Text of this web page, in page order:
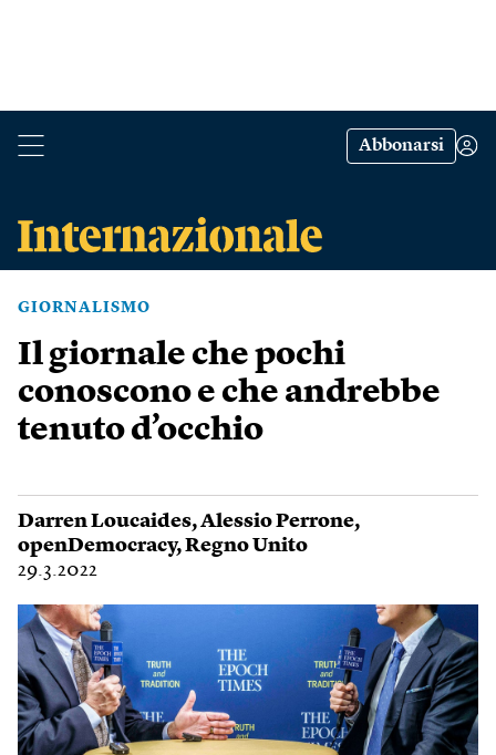
Abbonarsi
GIORNALISMO
Il giornale che pochi
conoscono e che andrebbe
tenuto d’occhio
Darren Loucaides,Alessio Perrone,
openDemocracy,Regno Unito
29.3.2022